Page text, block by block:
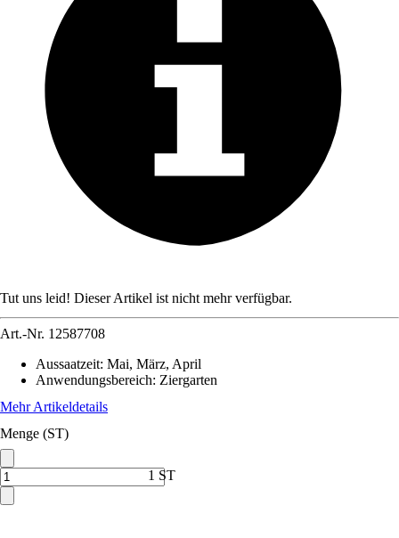
Tut uns leid! Dieser Artikel ist nicht mehr verfügbar.
Art.-Nr. 12587708
Aussaatzeit: Mai, März, April
Anwendungsbereich: Ziergarten
Mehr Artikeldetails
Menge (ST)
1 ST